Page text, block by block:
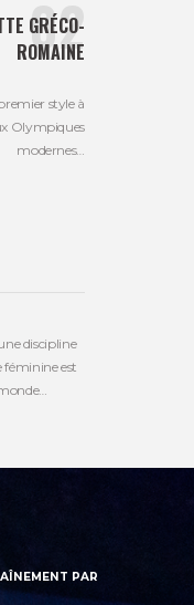
GRÉCO-
ROMAINE
style à
Olympiques
modernes…
discipline
féminine est
PAR